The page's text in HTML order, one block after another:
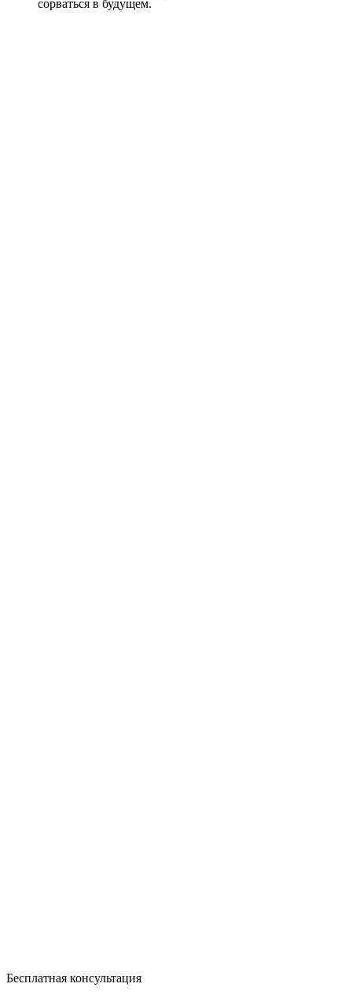
сорваться в будущем.
Бесплатная консультация